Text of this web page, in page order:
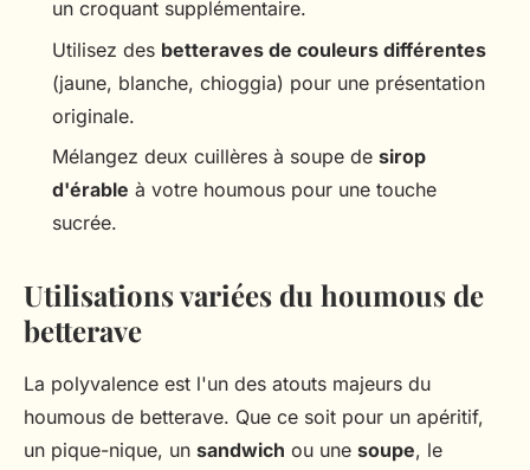
un croquant supplémentaire.
Utilisez des betteraves de couleurs différentes
(jaune, blanche, chioggia) pour une présentation
originale.
Mélangez deux cuillères à soupe de sirop
d'érable à votre houmous pour une touche
sucrée.
Utilisations variées du houmous de
betterave
La polyvalence est l'un des atouts majeurs du
houmous de betterave. Que ce soit pour un apéritif,
un pique-nique, un sandwich ou une soupe, le